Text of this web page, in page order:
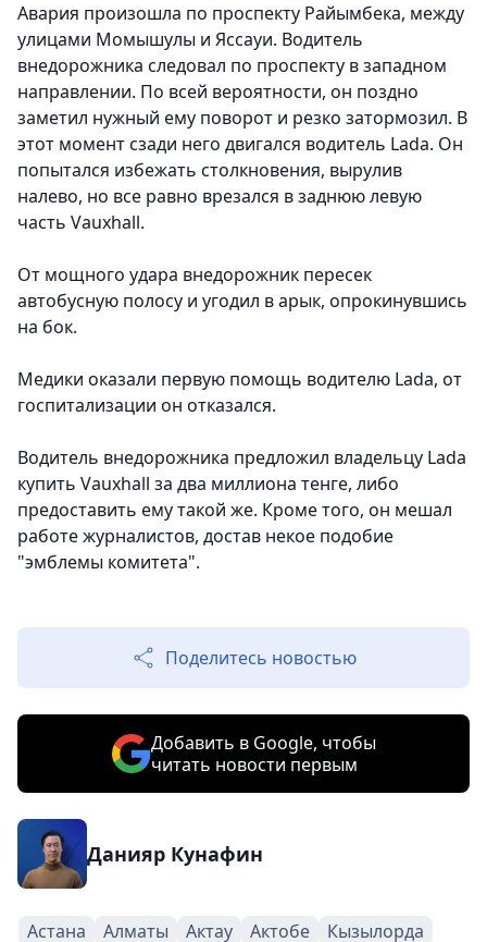
Авария произошла по проспекту Райымбека, между
улицами Момышулы и Яссауи. Водитель
внедорожника следовал по проспекту в западном
направлении. По всей вероятности, он поздно
заметил нужный ему поворот и резко затормозил. В
этот момент сзади него двигался водитель Lada. Он
попытался избежать столкновения, вырулив
налево, но все равно врезался в заднюю левую
часть Vauxhall.
От мощного удара внедорожник пересек
автобусную полосу и угодил в арык, опрокинувшись
на бок.
Медики оказали первую помощь водителю Lada, от
госпитализации он отказался.
Водитель внедорожника предложил владельцу Lada
купить Vauxhall за два миллиона тенге, либо
предоставить ему такой же. Кроме того, он мешал
работе журналистов, достав некое подобие
"эмблемы комитета".
Поделитесь новостью
Добавить в Google, чтобы
читать новости первым
Данияр Кунафин
Астана Алматы Актау Актобе
Кызылорда